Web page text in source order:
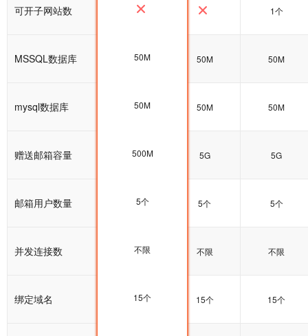
可开子网站数 1个
MSSQL数据库 50M 50M 50M
mysql数据库 50M 50M 50M
赠送邮箱容量 5G 5G 5G
邮箱用户数量 5个 5个 5个
并发连接数 不限 不限 不限
绑定域名 15个 15个 15个
50M
50M
500M
5个
不限
15个